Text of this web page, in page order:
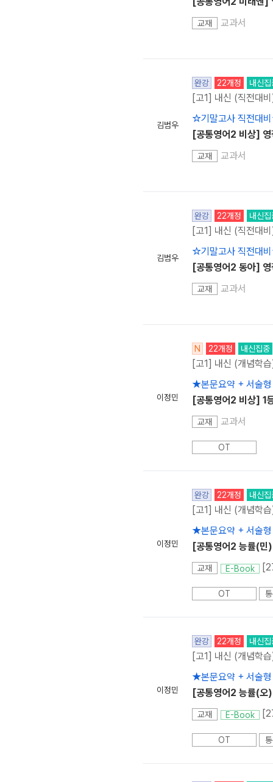
교재 교과서
김범우
완강 22개정 내신집
[고1] 내신 (직전대
☆기말고사 직전대
[공통영어2 비상]
교재 교과서
김범우
완강 22개정 내신집
[고1] 내신 (직전대
☆기말고사 직전대
[공통영어2 동아]
교재 교과서
이정민
N 22개정 내신집중
[고1] 내신 (개념학
★본문요약 + 서술
[공통영어2 비상] 1
교재 교과서
OT
이정민
완강 22개정 내신집
[고1] 내신 (개념학
★본문요약 + 서술
[공통영어2 능률(민
교재 E-Book
OT
이정민
완강 22개정 내신집
[고1] 내신 (개념학
★본문요약 + 서술
[공통영어2 능률(오
교재 E-Book
OT